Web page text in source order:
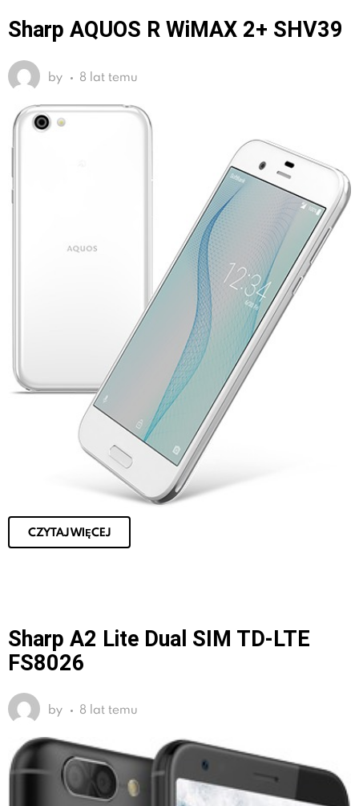
Sharp AQUOS R WiMAX 2+ SHV39
by 8 lat temu
CZYTAJ WIĘCEJ
Sharp A2 Lite Dual SIM TD-LTE
FS8026
by 8 lat temu